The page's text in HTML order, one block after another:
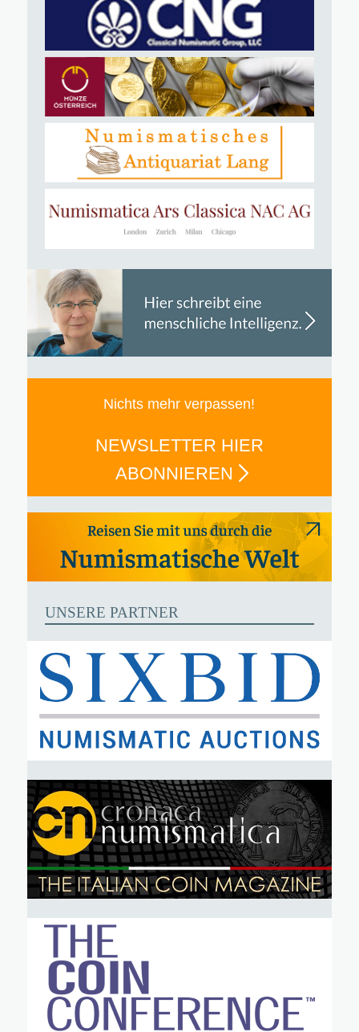
Nichts mehr verpassen!
NEWSLETTER HIER
ABONNIEREN
UNSERE PARTNER